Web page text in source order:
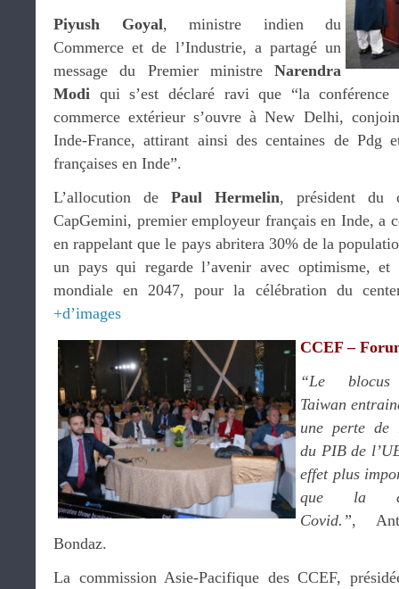
Piyush Goyal, ministre indien du
Commerce et de l’Industrie, a partagé un
message du Premier ministre Narendra
Modi qui s’est déclaré ravi que “la conférence
commerce extérieur s’ouvre à New Delhi,
Inde-France, attirant ainsi des centaines de Pdg
françaises en Inde”.
L’allocution de Paul Hermelin, président du
CapGemini, premier employeur français en Inde, a
en rappelant que le pays abritera 30% de la
un pays qui regarde l’avenir avec optimisme,
mondiale en 2047, pour la célébration du
+d’images
CCEF –
“Le
Taiwan
une perte de
du PIB de
effet plus
que la
Covid.”,
Bondaz.
La commission Asie-Pacifique des CCEF,